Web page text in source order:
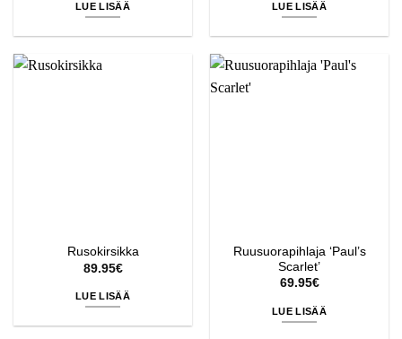
LUE LISÄÄ LUE LISÄÄ
Rusokirsikka
89.95€
LUE LISÄÄ
Ruusuorapihlaja ‘Paul’s
Scarlet’
69.95€
LUE LISÄÄ